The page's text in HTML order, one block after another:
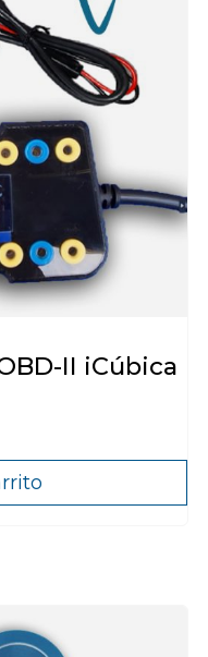
II iCúbica